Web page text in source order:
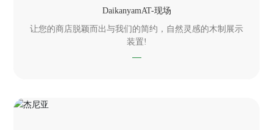
DaikanyamAT-现场
让您的商店脱颖而出与我们的简约，自然灵感的木制展示
装置!